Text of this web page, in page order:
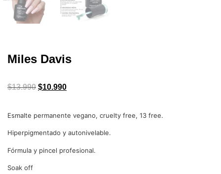
Miles Davis
$13.990 $10.990
Esmalte permanente vegano, cruelty free, 13 free.
Hiperpigmentado y autonivelable.
Fórmula y pincel profesional.
Soak off